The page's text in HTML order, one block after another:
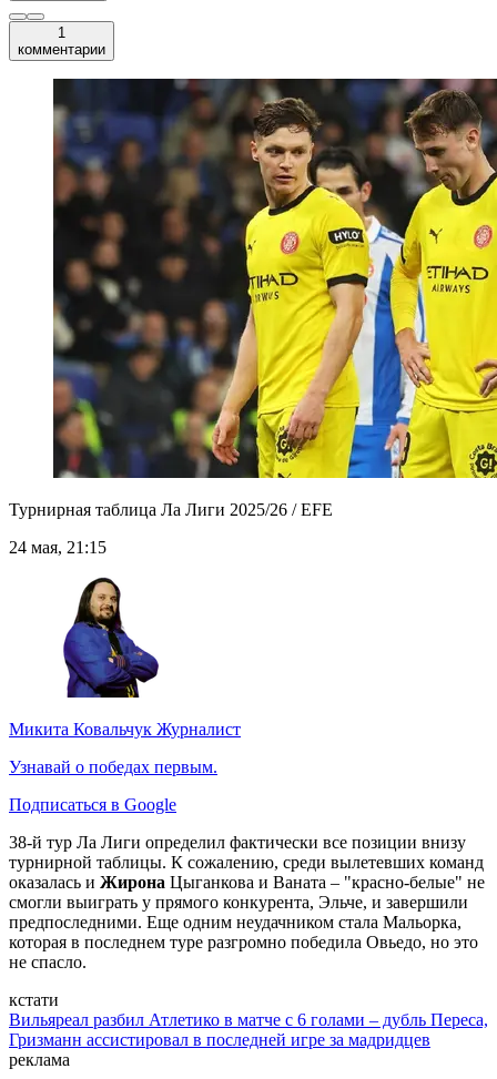
1
комментарии
Турнирная таблица Ла Лиги 2025/26 / EFE
24 мая, 21:15
Микита Ковальчук Журналист
Узнавай о победах первым.
Подписаться в Google
38-й тур Ла Лиги определил фактически все позиции внизу
турнирной таблицы. К сожалению, среди вылетевших команд
оказалась и Жирона Цыганкова и Ваната – "красно-белые" не
смогли выиграть у прямого конкурента, Эльче, и завершили
предпоследними. Еще одним неудачником стала Мальорка,
которая в последнем туре разгромно победила Овьедо, но это
не спасло.
кстати
Вильяреал разбил Атлетико в матче с 6 голами – дубль Переса,
Гризманн ассистировал в последней игре за мадридцев
реклама